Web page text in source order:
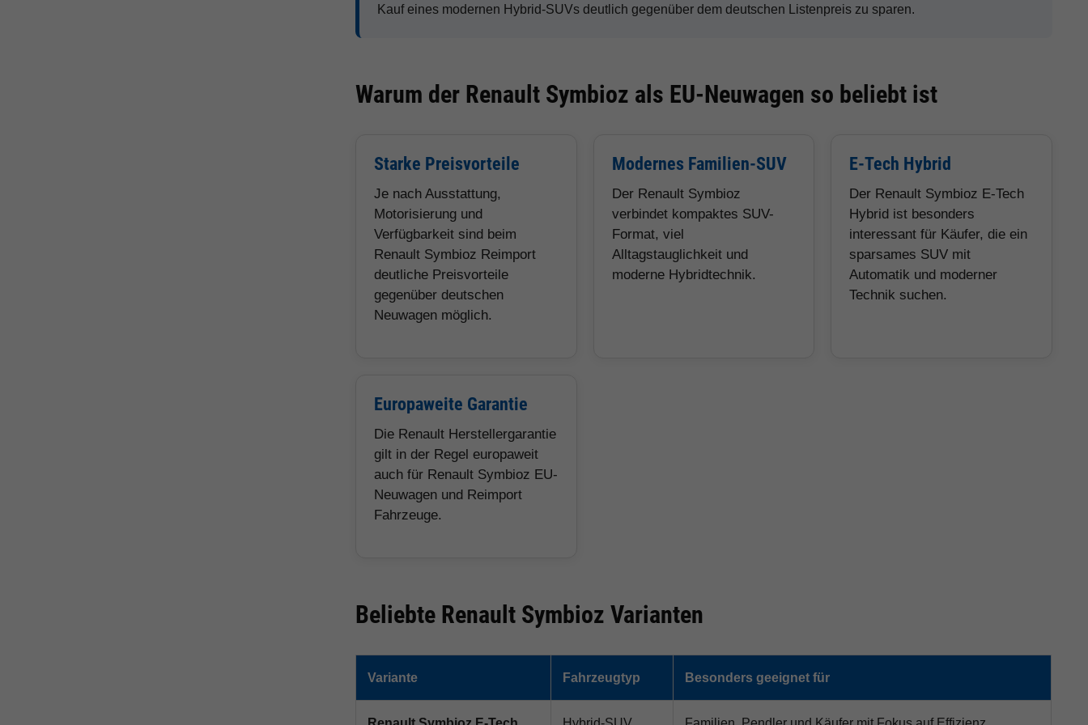
Kauf eines modernen Hybrid-SUVs deutlich gegenüber dem deutschen Listenpreis zu sparen.
Warum der Renault Symbioz als EU-Neuwagen so beliebt ist
Starke Preisvorteile
Je nach Ausstattung,
Motorisierung und
Verfügbarkeit sind beim
Renault Symbioz Reimport
deutliche Preisvorteile
gegenüber deutschen
Neuwagen möglich.
Modernes Familien-SUV
Der Renault Symbioz
verbindet kompaktes SUV-
Format, viel
Alltagstauglichkeit und
moderne Hybridtechnik.
E-Tech Hybrid
Der Renault Symbioz E-Tech
Hybrid ist besonders
interessant für Käufer, die ein
sparsames SUV mit
Automatik und moderner
Technik suchen.
Europaweite Garantie
Die Renault Herstellergarantie
gilt in der Regel europaweit
auch für Renault Symbioz EU-
Neuwagen und Reimport
Fahrzeuge.
Beliebte Renault Symbioz Varianten
Variante Fahrzeugtyp Besonders geeignet für